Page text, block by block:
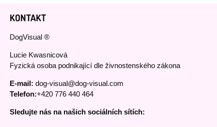
KONTAKT
DogVisual ®
Lucie Kwasnicová
Fyzická osoba podnikající dle živnostenského zákona
E-mail: dog-visual@dog-visual.com
Telefon:+420 776 440 464
Sledujte nás na našich sociálních sítích: